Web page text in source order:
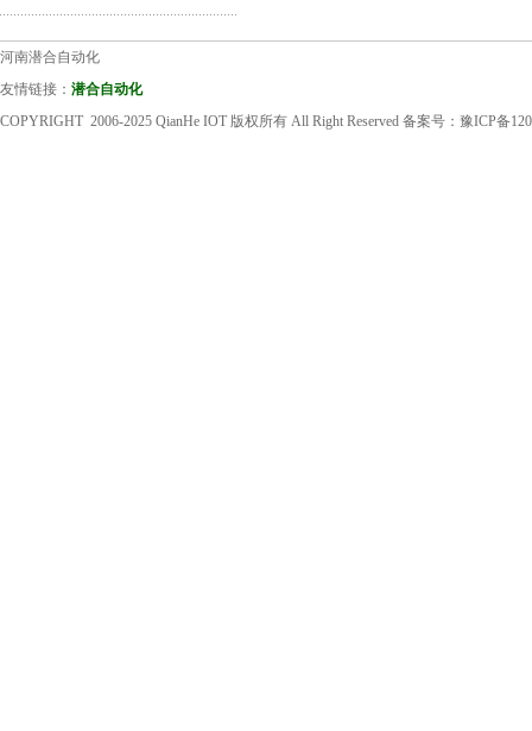
河南潜合自动化
友情链接： 潜合自动化
COPYRIGHT 2006-2025 QianHe IOT 版权所有 All Right Reserved 备案号： 豫ICP备